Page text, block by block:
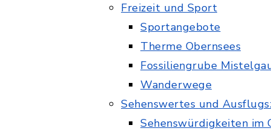
Freizeit und Sport
Sportangebote
Therme Obernsees
Fossiliengrube
Wanderwege
Sehenswertes und
Sehenswürdigkeiten im